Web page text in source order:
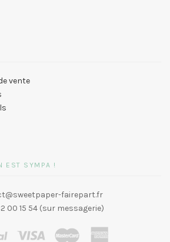
vente
EST SYMPA !
fairepart.fr
00 15 54 (sur messagerie)